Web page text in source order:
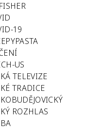
19
US
TELEVIZE
TRADICE
ROZHLAS